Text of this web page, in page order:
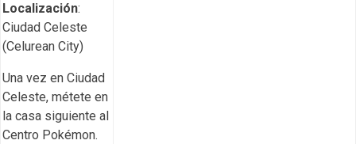
Localización:
Ciudad Celeste
(Celurean City)
Una vez en Ciudad
Celeste, métete en
la casa siguiente al
Centro Pokémon.